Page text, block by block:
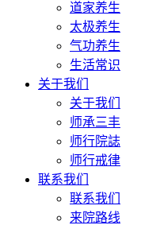
道家养生
太极养生
气功养生
生活常识
关于我们
关于我们
师承三丰
师行院誌
师行戒律
联系我们
联系我们
来院路线